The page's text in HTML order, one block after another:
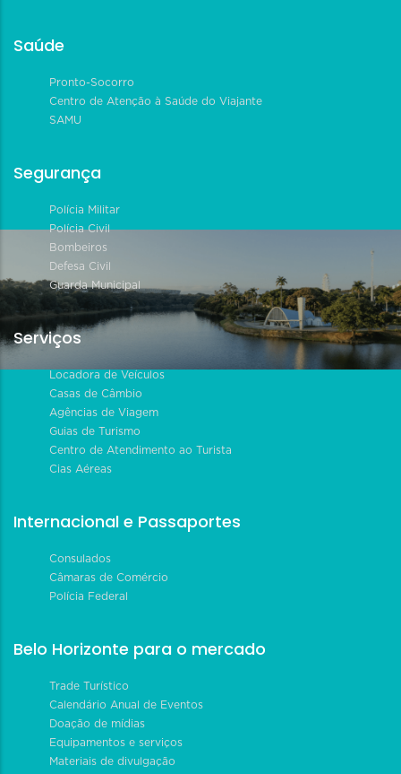
Saúde
Pronto-Socorro
Centro de Atenção à Saúde do Viajante
SAMU
Segurança
Polícia Militar
Polícia Civil
Bombeiros
Defesa Civil
Guarda Municipal
Serviços
Locadora de Veículos
Casas de Câmbio
Agências de Viagem
Guias de Turismo
Centro de Atendimento ao Turista
Cias Aéreas
Internacional e Passaportes
Consulados
Câmaras de Comércio
Polícia Federal
Belo Horizonte para o mercado
Trade Turístico
Calendário Anual de Eventos
Doação de mídias
Equipamentos e serviços
Materiais de divulgação